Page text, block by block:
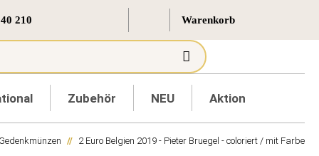
210
Zubehör NEU Aktion
2 Euro Belgien 2019 - Pieter Bruegel - coloriert / mit Farbe